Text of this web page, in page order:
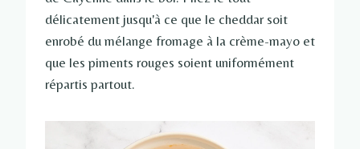
délicatement jusqu'à ce que le cheddar soit
enrobé du mélange fromage à la crème-mayo et
que les piments rouges soient uniformément
répartis partout.